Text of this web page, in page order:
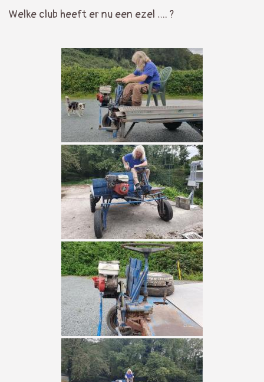
Welke club heeft er nu een ezel …. ?